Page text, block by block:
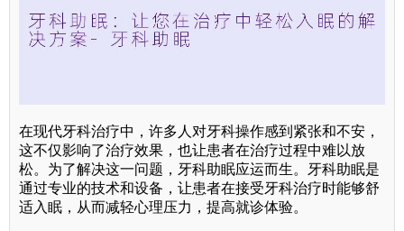
在现代牙科治疗中，许多人对牙科操作感到紧张和不安，
这不仅影响了治疗效果，也让患者在治疗过程中难以放
松。为了解决这一问题，牙科助眠应运而生。牙科助眠是
通过专业的技术和设备，让患者在接受牙科治疗时能够舒
适入眠，从而减轻心理压力，提高就诊体验。